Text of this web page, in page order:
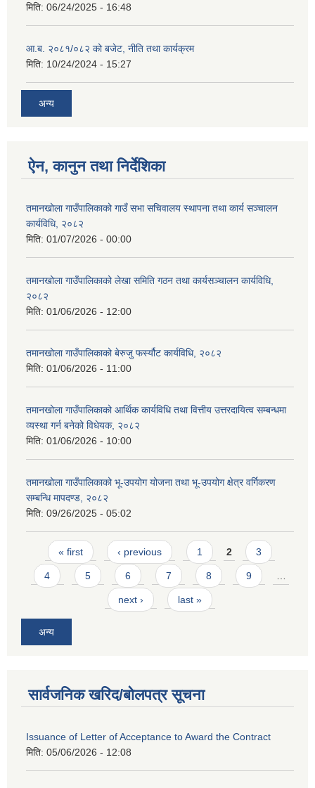
मिति: 06/24/2025 - 16:48
आ.ब. २०८१/०८२ को बजेट, नीति तथा कार्यक्रम
मिति: 10/24/2024 - 15:27
अन्य
ऐन, कानुन तथा निर्देशिका
तमानखोला गाउँपालिकाको गाउँ सभा सचिवालय स्थापना तथा कार्य सञ्चालन
कार्यविधि, २०८२
मिति: 01/07/2026 - 00:00
तमानखोला गाउँपालिकाको लेखा समिति गठन तथा कार्यसञ्चालन कार्यविधि,
२०८२
मिति: 01/06/2026 - 12:00
तमानखोला गाउँपालिकाको बेरुजु फर्स्यौट कार्यविधि, २०८२
मिति: 01/06/2026 - 11:00
तमानखोला गाउँपालिकाको आर्थिक कार्यविधि तथा वित्तीय उत्तरदायित्व सम्बन्धमा
व्यस्था गर्न बनेको विधेयक, २०८२
मिति: 01/06/2026 - 10:00
तमानखोला गाउँपालिकाको भू-उपयोग योजना तथा भू-उपयोग क्षेत्र वर्गिकरण
सम्बन्धि मापदण्ड, २०८२
मिति: 09/26/2025 - 05:02
Pages
« first ‹ previous 1 2 3
4 5 6 7 8 9
next › last »
अन्य
सार्वजनिक खरिद/बोलपत्र सूचना
Issuance of Letter of Acceptance to Award the Contract
मिति: 05/06/2026 - 12:08